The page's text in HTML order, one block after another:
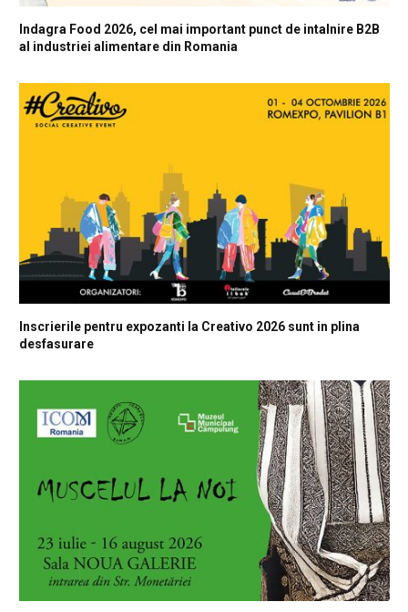
Indagra Food 2026, cel mai important punct de intalnire B2B
al industriei alimentare din Romania
Inscrierile pentru expozanti la Creativo 2026 sunt in plina
desfasurare